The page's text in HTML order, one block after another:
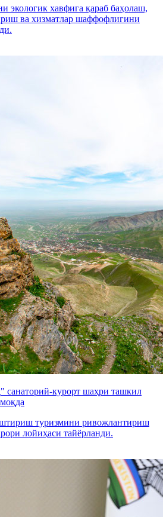
экологик хавфига қараб баҳолаш,
ва хизматлар шаффофлигини
санаторий-курорт шаҳри ташкил
туризмини ривожлантириш
лойиҳаси тайёрланди.